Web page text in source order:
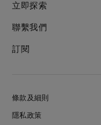
立即探索
聯繫我們
訂閱
條款及細則
隱私政策